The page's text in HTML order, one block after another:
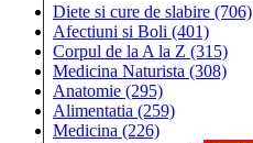
Diete si cure de slabire (706)
Afectiuni si Boli (401)
Corpul de la A la Z (315)
Medicina Naturista (308)
Anatomie (295)
Alimentatia (259)
Medicina (226)